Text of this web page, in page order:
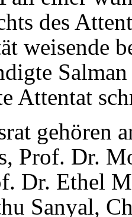
des
weisende
Attentat
gehören
Prof. Dr.
Dr. Ethel
Sanyal,